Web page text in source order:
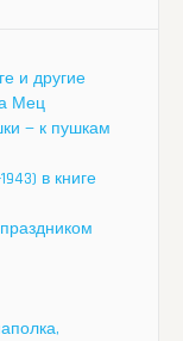
и другие
Мец
— к пушкам
в книге